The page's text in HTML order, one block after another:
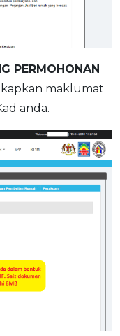
PERMOHONAN
maklumat
anda.